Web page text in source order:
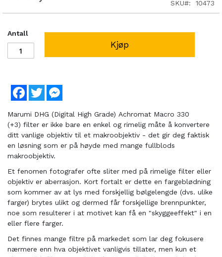
SKU 10473
Antall
Kjøp
Facebook
Twitter
Marumi DHG (Digital High Grade) Achromat Macro 330
(+3) filter er ikke bare en enkel og rimelig måte å konvertere
ditt vanlige objektiv til et makroobjektiv - det gir deg faktisk
en løsning som er på høyde med mange fullblods
makroobjektiv.
Et fenomen fotografer ofte sliter med på rimelige filter eller
objektiv er aberrasjon. Kort fortalt er dette en fargeblødning
som kommer av at lys med forskjellig bølgelengde (dvs. ulike
farger) brytes ulikt og dermed får forskjellige brennpunkter,
noe som resulterer i at motivet kan få en "skyggeeffekt" i en
eller flere farger.
Det finnes mange filtre på markedet som lar deg fokusere
nærmere enn hva objektivet vanligvis tillater, men kun et